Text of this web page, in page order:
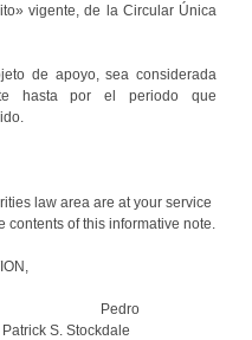
vigente, de la Circular Única
de apoyo, sea considerada
hasta por el periodo que
law area are at your service
of this informative note.
Pedro
Stockdale